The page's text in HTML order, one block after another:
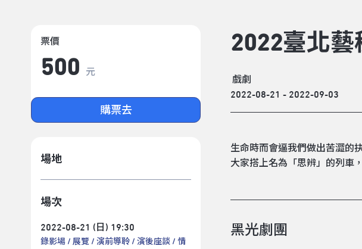
票價
500 元
購票去
場地
場次
2022-08-21 (日) 19:30
錄影場 展覽 演前導聆 演後座談
情
2022臺北
戲劇
2022-08-21 - 2022-09-03
生命時而會逼我們做出苦澀的
大家搭上名為「思辨」的列車
黑光劇團